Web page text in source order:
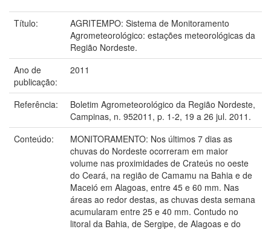
Título:
AGRITEMPO: Sistema de Monitoramento
Agrometeorológico: estações meteorológicas da
Região Nordeste.
Ano de
publicação:
2011
Referência:
Boletim Agrometeorológico da Região Nordeste,
Campinas, n. 952011, p. 1-2, 19 a 26 jul. 2011.
Conteúdo:
MONITORAMENTO: Nos últimos 7 dias as
chuvas do Nordeste ocorreram em maior
volume nas proximidades de Crateús no oeste
do Ceará, na região de Camamu na Bahia e de
Maceió em Alagoas, entre 45 e 60 mm. Nas
áreas ao redor destas, as chuvas desta semana
acumularam entre 25 e 40 mm. Contudo no
litoral da Bahia, de Sergipe, de Alagoas e do